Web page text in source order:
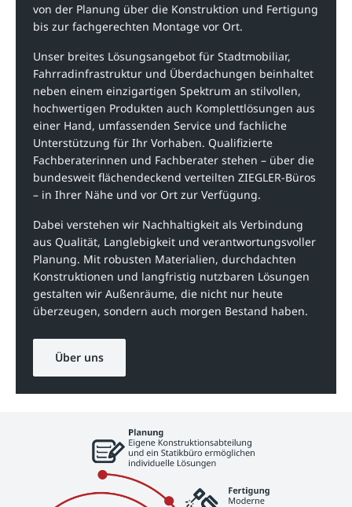
von der Planung über die Konstruktion und Fertigung
bis zur fachgerechten Montage vor Ort.
Unser breites Lösungsangebot für Stadtmobiliar,
Fahrradinfrastruktur und Überdachungen beinhaltet
neben einem einzigartigen Spektrum an stilvollen,
hochwertigen Produkten auch Komplettlösungen aus
einer Hand, umfassenden Service und fachliche
Unterstützung für Ihr Vorhaben. Qualifizierte
Fachberaterinnen und Fachberater stehen – über die
bundesweit flächendeckend verteilten ZIEGLER-Büros
– in Ihrer Nähe und vor Ort zur Verfügung.
Dabei verstehen wir Nachhaltigkeit als Verbindung
aus Qualität, Langlebigkeit und verantwortungsvoller
Planung. Mit robusten Materialien, durchdachten
Konstruktionen und langfristig nutzbaren Lösungen
gestalten wir Außenräume, die nicht nur heute
überzeugen, sondern auch morgen Bestand haben.
Über uns